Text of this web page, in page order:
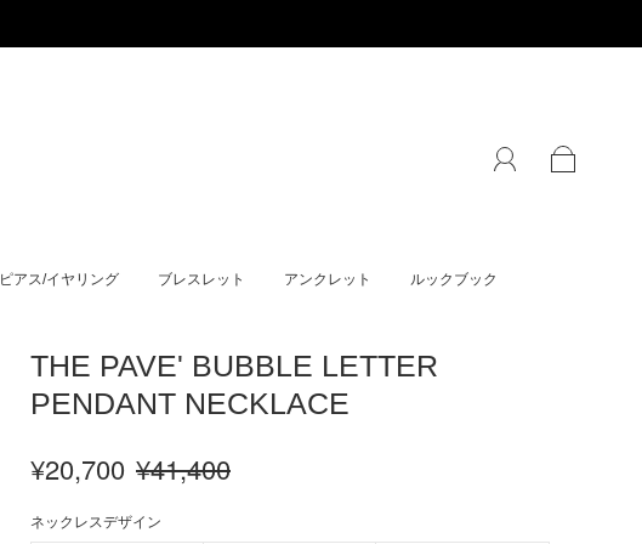
ピアス/イヤリング ブレスレット アンクレット ルックブック
THE PAVE' BUBBLE LETTER
PENDANT NECKLACE
¥20,700 ¥41,400
ネックレスデザイン